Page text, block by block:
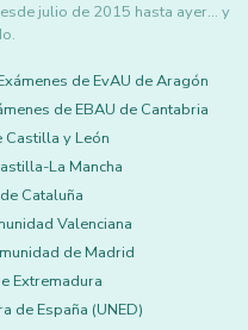
julio de 2015 hasta ayer... y
de EvAU de Aragón
de EBAU de Cantabria
Castilla y León
La Mancha
Cataluña
Valenciana
de Madrid
Extremadura
de España (UNED)